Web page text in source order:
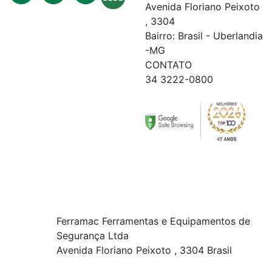
Avenida Floriano Peixoto
, 3304
Bairro: Brasil - Uberlandia
-MG
CONTATO
34 3222-0800
Ferramac Ferramentas e Equipamentos de
Segurança Ltda
Avenida Floriano Peixoto , 3304 Brasil